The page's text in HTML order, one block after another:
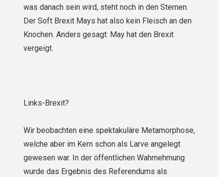
was danach sein wird, steht noch in den Sternen.
Der Soft Brexit Mays hat also kein Fleisch an den
Knochen. Anders gesagt: May hat den Brexit
vergeigt.
Links-Brexit?
Wir beobachten eine spektakuläre Metamorphose,
welche aber im Kern schon als Larve angelegt
gewesen war. In der öffentlichen Wahrnehmung
wurde das Ergebnis des Referendums als